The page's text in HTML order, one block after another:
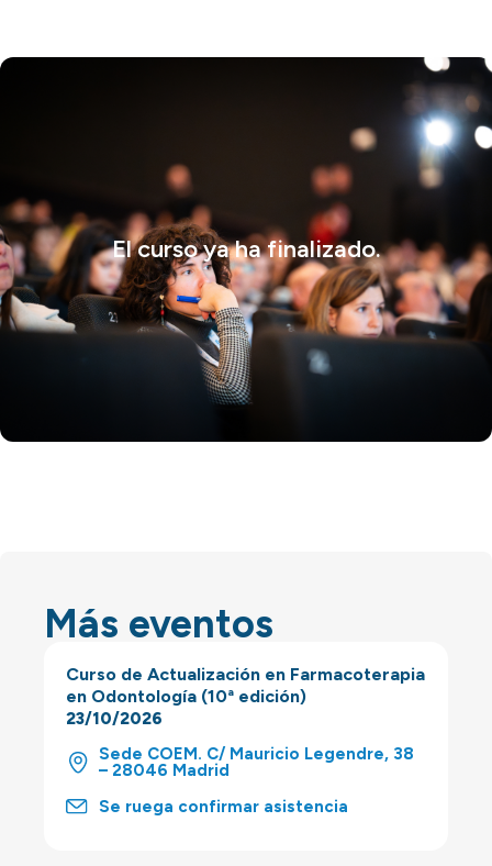
El curso ya ha finalizado.
Más eventos
Curso de Actualización en Farmacoterapia
en Odontología (10ª edición)
23/10/2026
Sede COEM. C/ Mauricio Legendre, 38
– 28046 Madrid
Se ruega confirmar asistencia